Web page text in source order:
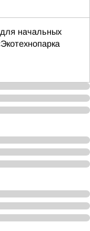
начальных